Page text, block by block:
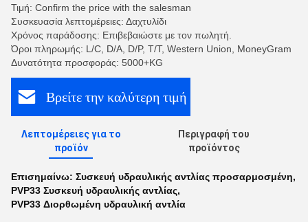
Τιμή: Confirm the price with the salesman
Συσκευασία λεπτομέρειες: Δαχτυλίδι
Χρόνος παράδοσης: Επιβεβαιώστε με τον πωλητή.
Όροι πληρωμής: L/C, D/A, D/P, T/T, Western Union, MoneyGram
Δυνατότητα προσφοράς: 5000+KG
Βρείτε την καλύτερη τιμή
Λεπτομέρειες για το
προϊόν
Περιγραφή του
προϊόντος
Επισημαίνω: Συσκευή υδραυλικής αντλίας προσαρμοσμένη,
PVP33 Συσκευή υδραυλικής αντλίας,
PVP33 Διορθωμένη υδραυλική αντλία